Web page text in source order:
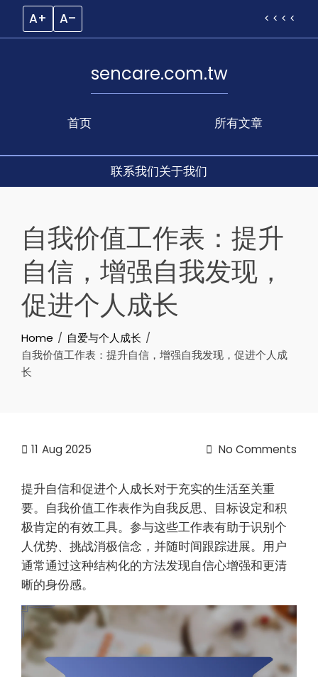
A+ A– < < < <
首页
sencare.com.tw
所有文章
联系我们关于我们
content自我价值工作表：提升
自信，增强自我发现，
促进个人成长
Home
自爱与个人成长
自我价值工作表：提升自信，增强自我发现，促进个人成
长
11 Aug 2025 No Comments
提升自信和促进个人成长对于充实的生活至关重
要。自我价值工作表作为自我反思、目标设定和积
极肯定的有效工具。参与这些工作表有助于识别个
人优势、挑战消极信念，并随时间跟踪进展。用户
通常通过这种结构化的方法发现自信心增强和更清
晰的身份感。